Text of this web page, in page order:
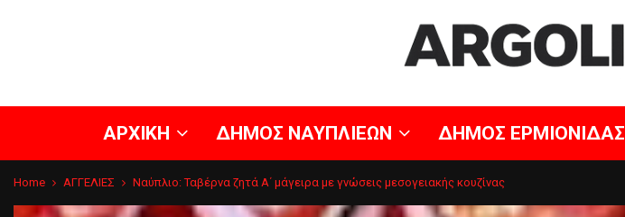
ΑΡΧΙΚΗ ΔΗΜΟΣ ΝΑΥΠΛΙΕΩΝ ΔΗΜΟΣ ΕΡΜΙΟΝΙΔΑΣ
Home ΑΓΓΕΛΙΕΣ Ναύπλιο: Ταβέρνα ζητά Α΄ μάγειρα με γνώσεις μεσογειακής κουζίνας